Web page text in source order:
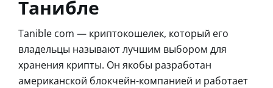
Танибле
Tanible com — криптокошелек, который его
владельцы называют лучшим выбором для
хранения крипты. Он якобы разработан
американской блокчейн-компанией и работает